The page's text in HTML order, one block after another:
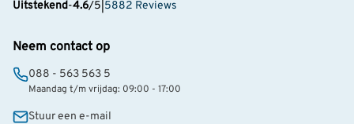
Uitstekend-4.6/5 5882 Reviews
Neem contact op
088 - 563 563 5
Maandag t/m vrijdag: 09:00 - 17:00
Stuur een e-mail